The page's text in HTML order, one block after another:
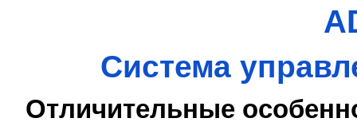
Система
Отличительные